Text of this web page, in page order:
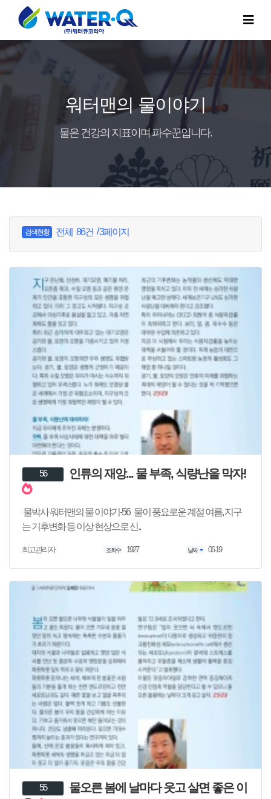
워터맨의 물이야기
물은 건강의 지표이며 파수꾼입니다.
검색현황 전체 86건 /3페이지
56 인류의 재앙... 물 부족, 식량난을 막자!
물박사 워터맨의 물 이야기-56 물이 풍요로운 계절 여름, 지구
는 기후변화 등 이상 현상으로 신..
최고관리자 조회수 1927 날짜 06-19
55
물오른 봄에 날마다 웃고 살면 좋은 이